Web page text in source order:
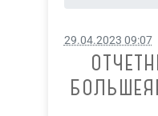
29.04.2023 09:07